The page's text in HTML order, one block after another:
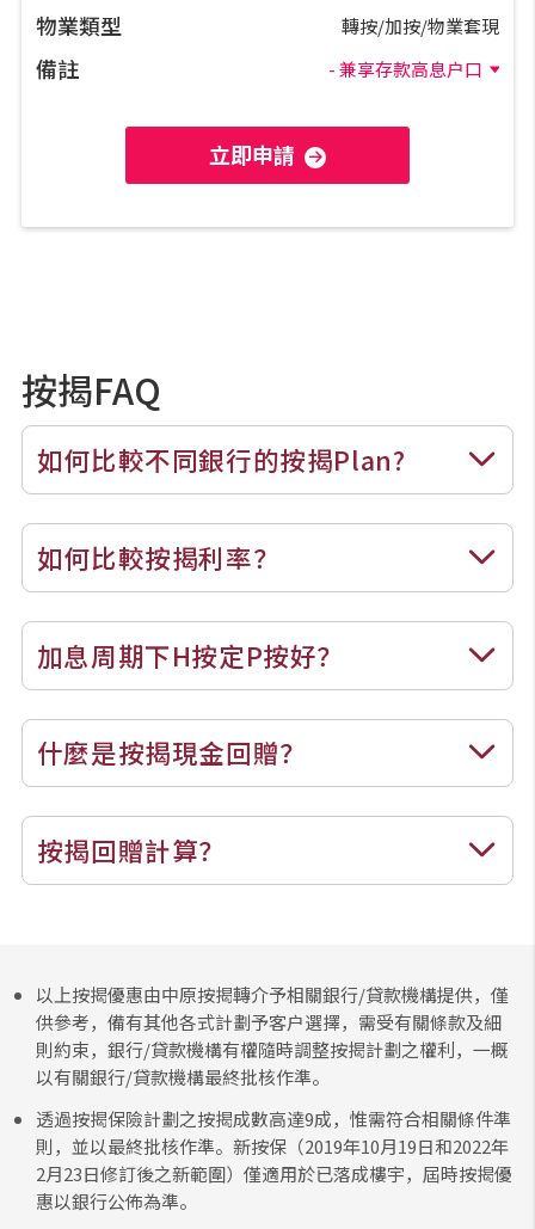
物業類型 轉按/加按/物業套現
備註 - 兼享存款高息户口
立即申請
按揭FAQ
如何比較不同銀行的按揭Plan?
如何比較按揭利率？
加息周期下H按定P按好？
什麼是按揭現金回贈？
按揭回贈計算？
以上按揭優惠由中原按揭轉介予相關銀行/貸款機構提供，僅
供參考，備有其他各式計劃予客户選擇，需受有關條款及細
則約束，銀行/貸款機構有權隨時調整按揭計劃之權利，一概
以有關銀行/貸款機構最終批核作準。
透過按揭保險計劃之按揭成數高達9成，惟需符合相關條件準
則，並以最終批核作準。新按保（2019年10月19日和2022年
2月23日修訂後之新範圍）僅適用於已落成樓宇，屆時按揭優
惠以銀行公佈為準。